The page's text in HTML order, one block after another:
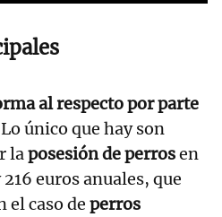
al respecto por parte
único que hay son
laposesión de perrosen
euros anuales, que
el caso de perros